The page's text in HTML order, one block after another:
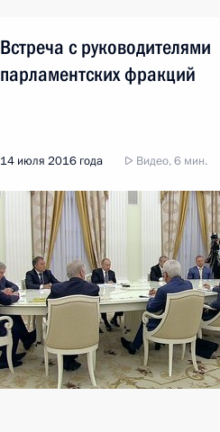
Встреча с руководителями
парламентских фракций
14 июля 2016 года Видео, 6 мин.